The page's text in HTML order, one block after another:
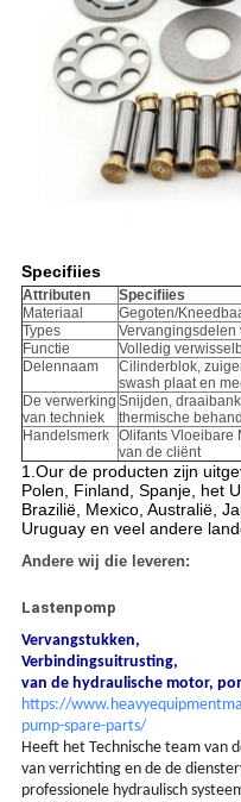
Specifiies
Attributen
Specifiies
Materiaal
Gegoten/
Types
Functie
Volledig
Delennaam
Cilinderblok,
swash plaat en
De verwerking
van techniek
Snijden,
thermische
Handelsmerk Olifants Vloeibare
van de cliënt
1.Our de producten zijn
Polen, Finland, Spanje, het
Brazilië, Mexico, Australië,
Uruguay en veel andere
Andere wij die leveren:
Lastenpomp
Vervangstukken,
Verbindingsuitrusting,
van de hydraulische motor,
https://
pump-spare-parts/
Heeft het Technische team van
van verrichting en de de
professionele hydraulisch